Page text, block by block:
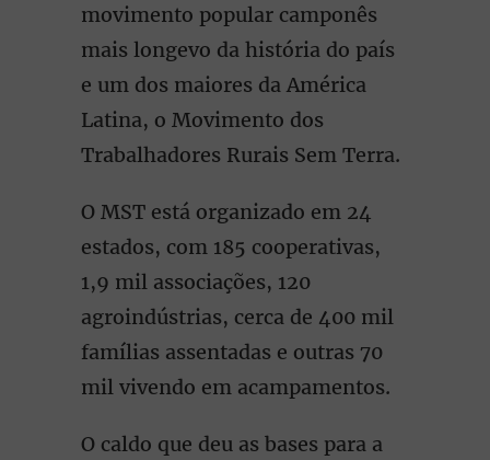
movimento popular camponês
mais longevo da história do país
e um dos maiores da América
Latina, o Movimento dos
Trabalhadores Rurais Sem Terra.
O MST está organizado em 24
estados, com 185 cooperativas,
1,9 mil associações, 120
agroindústrias, cerca de 400 mil
famílias assentadas e outras 70
mil vivendo em acampamentos.
O caldo que deu as bases para a